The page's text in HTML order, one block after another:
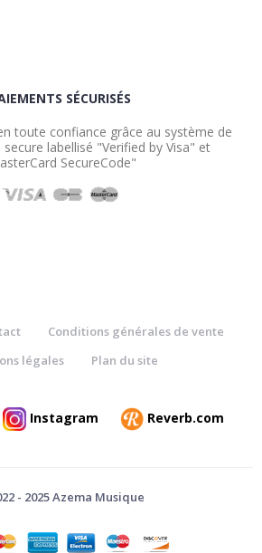
SÉCURISÉS
toute confiance grâce au système de
labellisé "Verified by Visa" et
SecureCode"
Conditions générales de vente
légales
Plan du site
Instagram Reverb.com
- 2025 Azema Musique